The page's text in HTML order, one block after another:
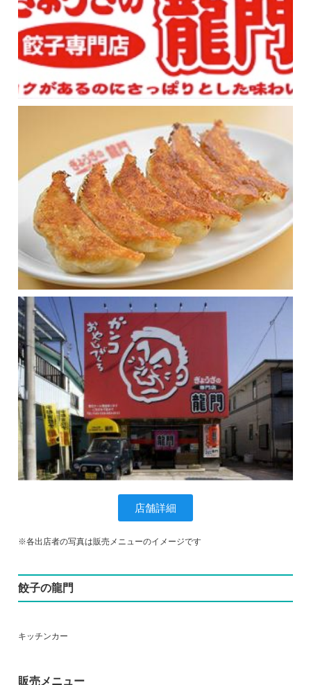
店舗詳細
※各出店者の写真は販売メニューのイメージです
餃子の龍門
キッチンカー
販売メニュー